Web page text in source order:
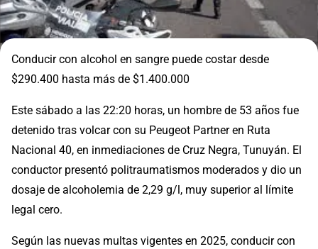
Conducir con alcohol en sangre puede costar desde
$290.400 hasta más de $1.400.000
Este sábado a las 22:20 horas, un hombre de 53 años fue
detenido tras volcar con su Peugeot Partner en Ruta
Nacional 40, en inmediaciones de Cruz Negra, Tunuyán. El
conductor presentó politraumatismos moderados y dio un
dosaje de alcoholemia de 2,29 g/l, muy superior al límite
legal cero.
Según las nuevas multas vigentes en 2025, conducir con